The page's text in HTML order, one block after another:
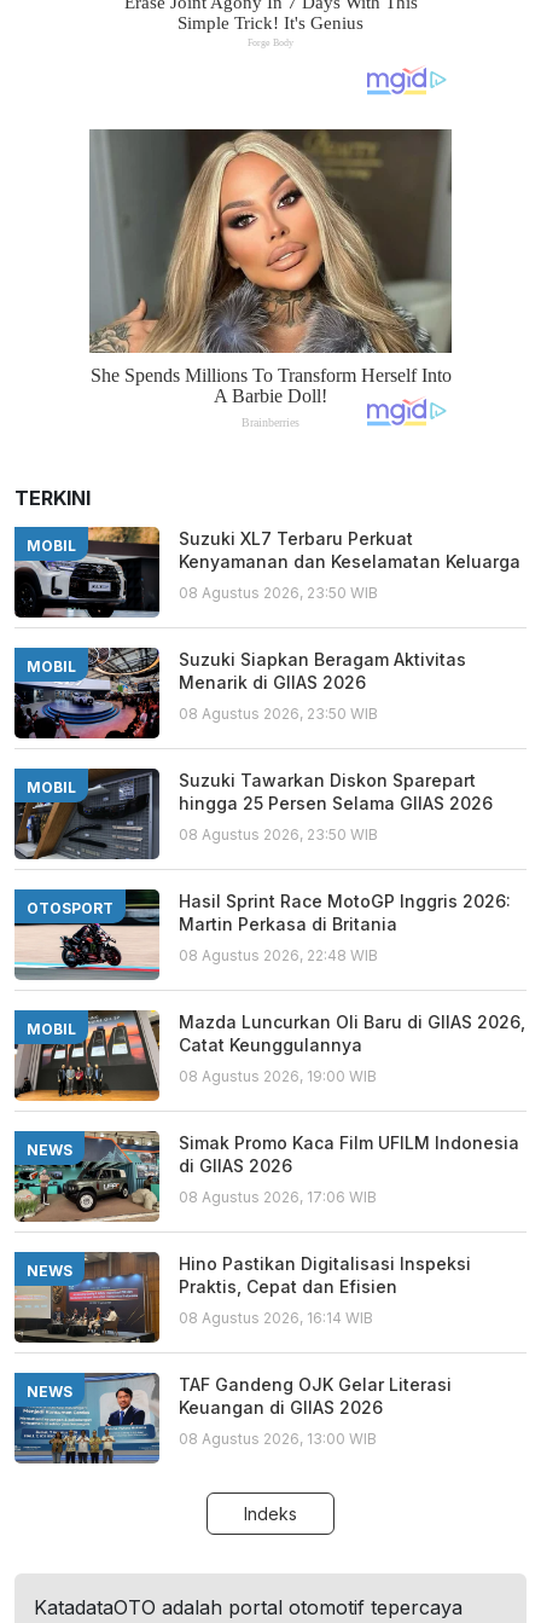
TERKINI
MOBIL
Suzuki XL7 Terbaru Perkuat
Kenyamanan dan Keselamatan Keluarga
08 Agustus 2026, 23:50 WIB
MOBIL
Suzuki Siapkan Beragam Aktivitas
Menarik di GIIAS 2026
08 Agustus 2026, 23:50 WIB
MOBIL
Suzuki Tawarkan Diskon Sparepart
hingga 25 Persen Selama GIIAS 2026
08 Agustus 2026, 23:50 WIB
OTOSPORT
Hasil Sprint Race MotoGP Inggris 2026:
Martin Perkasa di Britania
08 Agustus 2026, 22:48 WIB
MOBIL
Mazda Luncurkan Oli Baru di GIIAS 2026,
Catat Keunggulannya
08 Agustus 2026, 19:00 WIB
NEWS
Simak Promo Kaca Film UFILM Indonesia
di GIIAS 2026
08 Agustus 2026, 17:06 WIB
NEWS
Hino Pastikan Digitalisasi Inspeksi
Praktis, Cepat dan Efisien
08 Agustus 2026, 16:14 WIB
NEWS
TAF Gandeng OJK Gelar Literasi
Keuangan di GIIAS 2026
08 Agustus 2026, 13:00 WIB
Indeks
KatadataOTO adalah portal otomotif tepercaya